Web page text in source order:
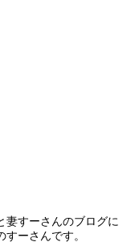
妻すーさんのブログに
ーさんです。